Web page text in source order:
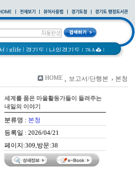
| glife | 경기도 | 나의경기도 | 과A� |
점검 사례집|경기도 바로알기|
용에 관한 법률_질의 회신 사례집
화가족 소식지
HOME 보고서/단행본 본청
세계를 품은 마을활동가들이 들려주는
내일의 이야기
분류명 : 본청
등록일 : 2026/04/21
페이지:309,방문:38